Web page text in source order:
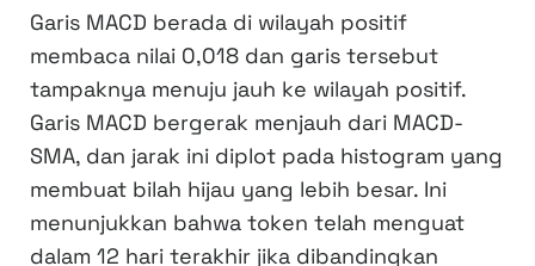
Garis MACD berada di wilayah positif
membaca nilai 0,018 dan garis tersebut
tampaknya menuju jauh ke wilayah positif.
Garis MACD bergerak menjauh dari MACD-
SMA, dan jarak ini diplot pada histogram yang
membuat bilah hijau yang lebih besar. Ini
menunjukkan bahwa token telah menguat
dalam 12 hari terakhir jika dibandingkan